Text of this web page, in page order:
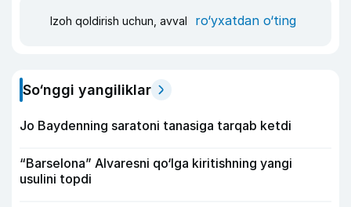
Izoh qoldirish uchun, avval ro‘yxatdan o‘ting
So‘nggi yangiliklar
Jo Baydenning saratoni tanasiga tarqab ketdi
“Barselona” Alvaresni qo‘lga kiritishning yangi
usulini topdi